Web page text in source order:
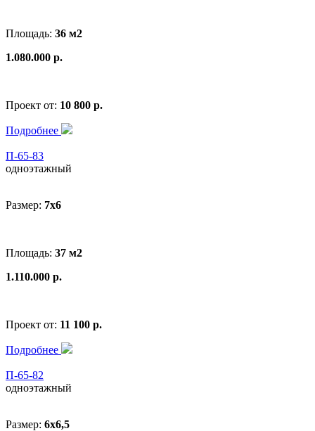
Площадь: 36 м2
1.080.000 р.
Проект от: 10 800 р.
Подробнее
П-65-83
одноэтажный
Размер: 7x6
Площадь: 37 м2
1.110.000 р.
Проект от: 11 100 р.
Подробнее
П-65-82
одноэтажный
Размер: 6x6,5